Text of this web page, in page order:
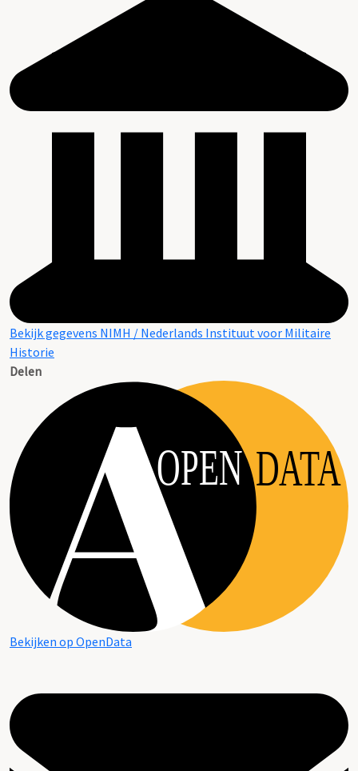
Bekijk gegevens NIMH / Nederlands Instituut voor Militaire
Historie
Delen
OPEN DATA
Bekijken op OpenData